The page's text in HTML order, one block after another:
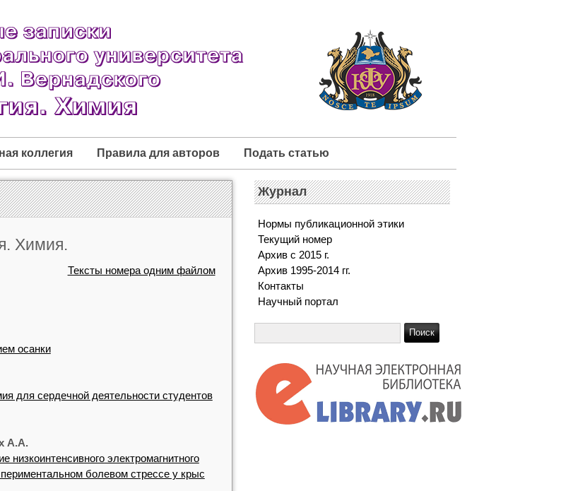
коллегия Правила для авторов Подать статью
Химия.
Тексты номера одним файлом
осанки
для сердечной деятельности студентов
А.А.
низкоинтенсивного электромагнитного
болевом стрессе у крыс
Журнал
Нормы публикационной этики
Текущий номер
Архив с 2015 г.
Архив 1995-2014 гг.
Контакты
Научный портал